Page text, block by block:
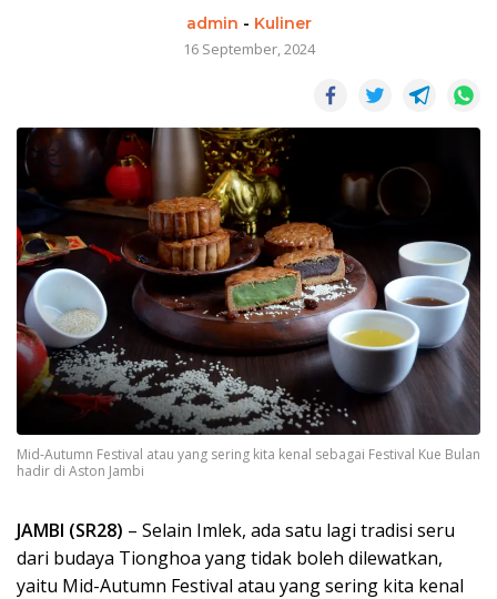
admin - Kuliner
16 September, 2024
Mid-Autumn Festival atau yang sering kita kenal sebagai Festival Kue Bulan
hadir di Aston Jambi
JAMBI (SR28) – Selain Imlek, ada satu lagi tradisi seru
dari budaya Tionghoa yang tidak boleh dilewatkan,
yaitu Mid-Autumn Festival atau yang sering kita kenal